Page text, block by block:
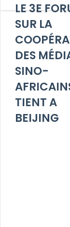
LE 3E
SUR LA
DES
SINO-
TIENT A
BEIJING